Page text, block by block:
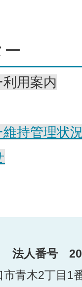
用案内
持管理状
法人番号
青木2丁目1